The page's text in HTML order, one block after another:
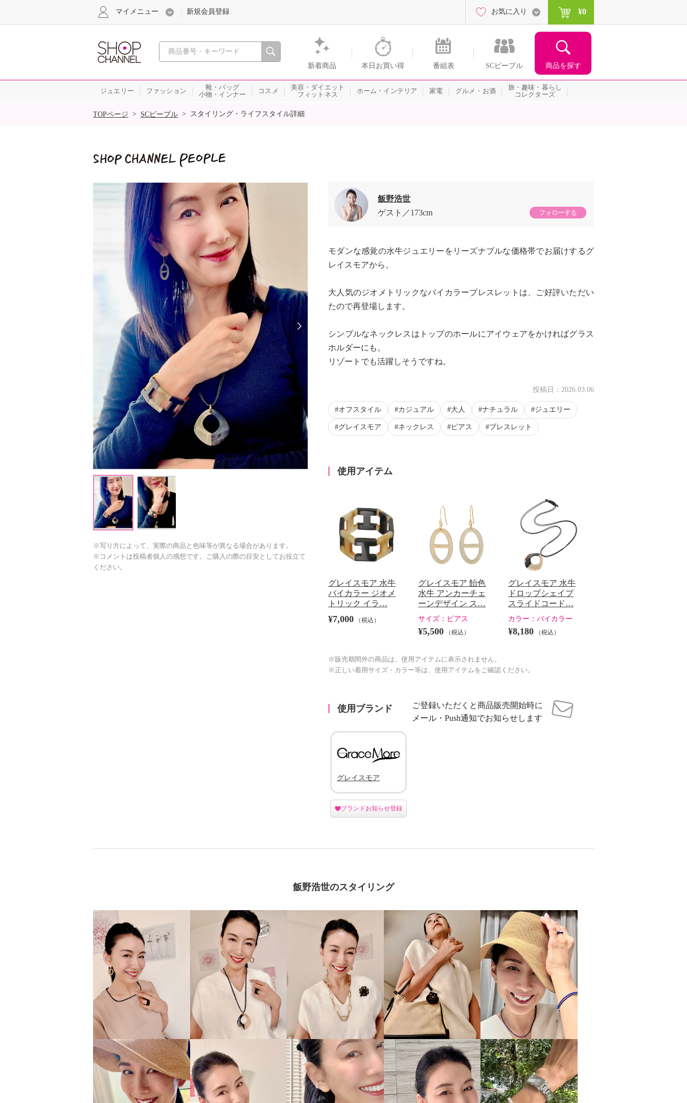
心おどる、瞬間を。通販・テレビショッピングのショップチャンネル
新着商品 本日お買い得 番組表 SCピープル 商品を探す
マイメニュー 新規会員登録 お気に入り ¥0
ジュエリー ファッション
靴・バッグ
小物・インナー
コスメ
美容・ダイエット
フィットネス
ホーム・インテリア 家電 グルメ・お酒
旅・趣味・暮らし
コレクターズ
SALE
TOPページ > SCピープル > スタイリング・ライフスタイル詳細
Next
※写り方によって、実際の商品と色味等が異なる場合があります。
※コメントは投稿者個人の感想です。ご購入の際の目安としてお役立て
ください。
飯野浩世
ゲスト
173cm フォローする
モダンな感覚の水牛ジュエリーをリーズナブルな価格帯でお届けするグ
レイスモアから。
大人気のジオメトリックなバイカラーブレスレットは、ご好評いただい
たので再登場します。
シンプルなネックレスはトップのホールにアイウェアをかければグラス
ホルダーにも。
リゾートでも活躍しそうですね。
投稿日： 2026.03.06
オフスタイル カジュアル 大人 ナチュラル ジュエリー
グレイスモア ネックレス ピアス ブレスレット
使用アイテム
グレイスモア 水牛
バイカラー ジオメ
トリック イラ…
¥7,000 （税込）
グレイスモア 飴色
水牛 アンカーチェ
ーンデザイン ス…
サイズ： ピアス
¥5,500 （税込）
グレイスモア 水牛
ドロップシェイプ
スライドコード…
カラー： バイカラー
¥8,180 （税込）
※販売期間外の商品は、使用アイテムに表示されません。
※正しい着用サイズ・カラー等は、使用アイテムをご確認ください。
使用ブランド
ご登録いただくと商品販売開始時に
メール・Push通知でお知らせします
グレイスモア
ブランドお知らせ登録
飯野浩世のスタイリング